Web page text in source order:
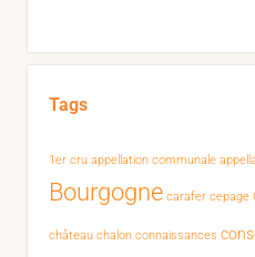
Tags
1er cru appellation communale
Bourgogne carafer cepage
château chalon connaissances